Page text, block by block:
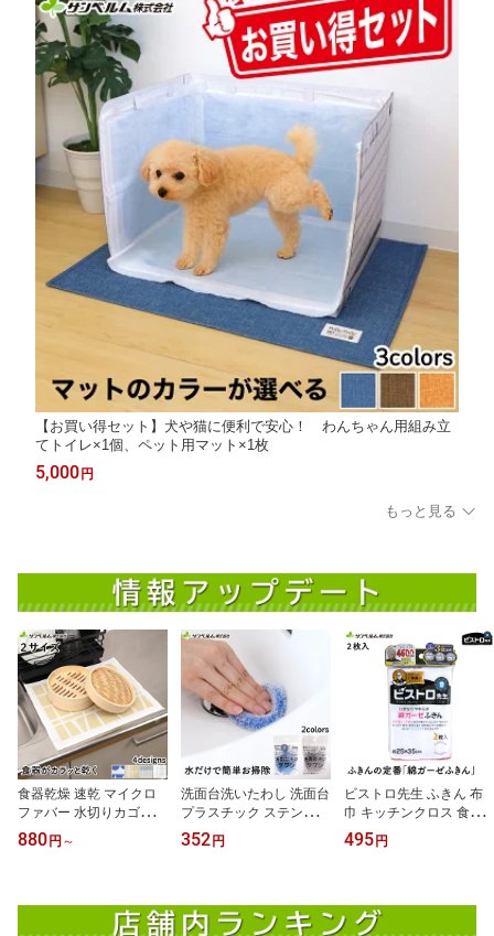
【お買い得セット】犬や猫に便利で安心！ わんちゃん用組み立
てトイレ×1個、ペット用マット×1枚
5,000 円
もっと見る
食器乾燥 速乾 マイクロ
ファバー 水切りカゴいら
ず 食器乾燥マット サン
ベルム（sanbelm)
880円 ～
洗面台洗いたわし 洗面台
プラスチック ステンレス
陶器 対応 傷をつけずに
洗える 小さい スポンジ
352円
ビストロ先生 ふきん 布
巾 キッチンクロス 食器
拭きや台拭きにおすすめ
綿100％ 蛍光染料不使用
495円